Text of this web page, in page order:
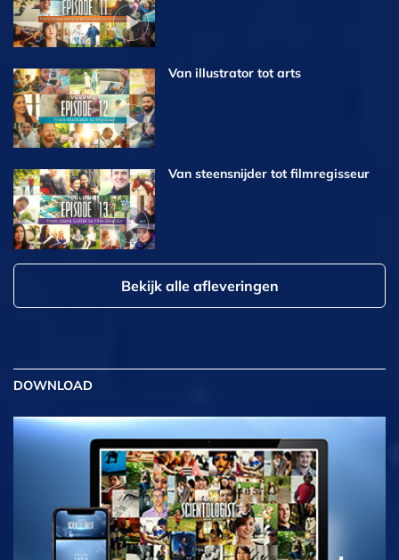
Van illustrator tot arts
Van steensnijder tot filmregisseur
Bekijk alle afleveringen
DOWNLOAD